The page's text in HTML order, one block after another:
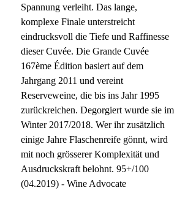
Spannung verleiht. Das lange,
komplexe Finale unterstreicht
eindrucksvoll die Tiefe und Raffinesse
dieser Cuvée. Die Grande Cuvée
167ème Édition basiert auf dem
Jahrgang 2011 und vereint
Reserveweine, die bis ins Jahr 1995
zurückreichen. Degorgiert wurde sie im
Winter 2017/2018. Wer ihr zusätzlich
einige Jahre Flaschenreife gönnt, wird
mit noch grösserer Komplexität und
Ausdruckskraft belohnt. 95+/100
(04.2019) - Wine Advocate